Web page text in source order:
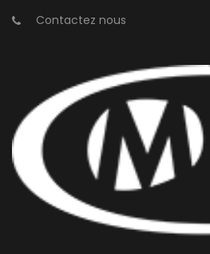
Contactez nous